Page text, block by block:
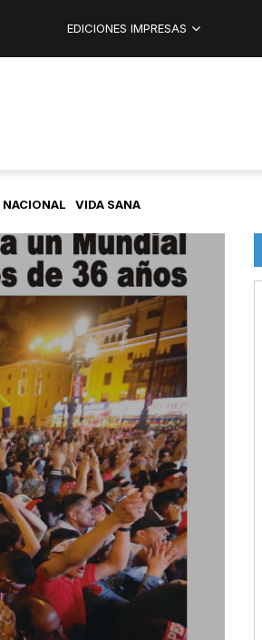
EDICIONES IMPRESAS
NACIONAL VIDA SANA